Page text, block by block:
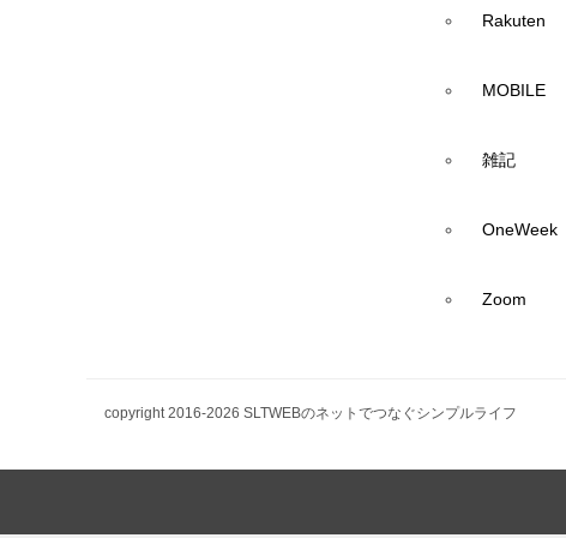
Rakuten
MOBILE
雑記
OneWeek
Zoom
copyright 2016-2026 SLTWEBのネットでつなぐシンプルライフ